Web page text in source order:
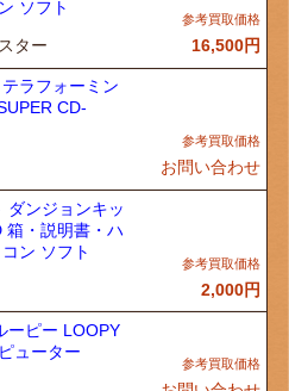
ソフト
ター 16,500円
ラフォーミン
CD-
お問い合わせ
ダンジョンキッ
箱・説明書・ハ
ン ソフト
2,000円
ーピー LOOPY
ューター